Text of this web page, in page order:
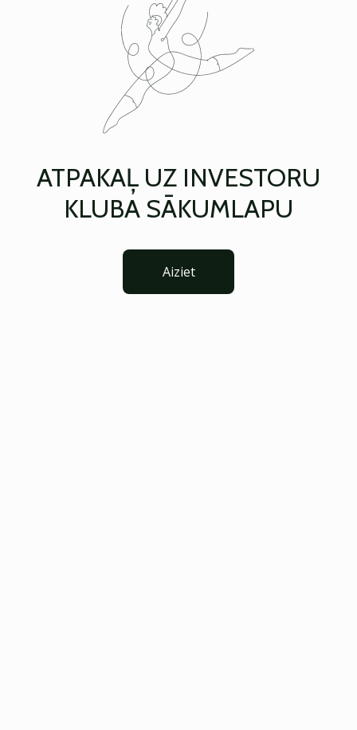
ATPAKAĻ UZ INVESTORU
KLUBA SĀKUMLAPU
Aiziet